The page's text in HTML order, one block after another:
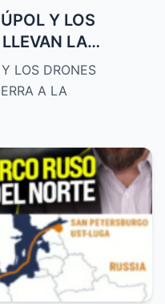
Y LOS
LA
RUSA
LOS DRONES
A LA